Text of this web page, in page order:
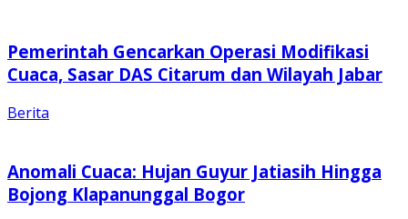
Pemerintah Gencarkan Operasi Modifikasi
Cuaca, Sasar DAS Citarum dan Wilayah Jabar
Berita
Anomali Cuaca: Hujan Guyur Jatiasih Hingga
Bojong Klapanunggal Bogor